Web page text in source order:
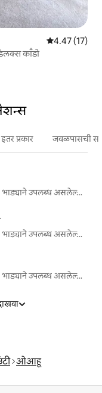
5 पैकी 4.47
4.47 (17)
काँडो
प्रकार जवळपासची
सुट्टीसाठी भाड्याने उपलब्ध असलेल्या जागा
सुट्टीसाठी भाड्याने उपलब्ध असलेल्या जागा
सुट्टीसाठी भाड्याने उपलब्ध असलेल्या जागा
ओआहू